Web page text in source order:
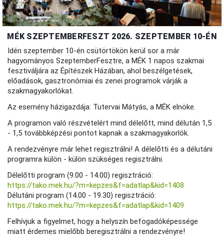
MÉK SZEPTEMBERFESZT 2026. SZEPTEMBER 10-ÉN
Idén szeptember 10-én csütörtökön kerül sor a már
hagyományos SzeptemberFesztre, a MÉK 1 napos szakmai
fesztiváljára az Építészek Házában, ahol beszélgetések,
előadások, gasztronómiai és zenei programok várják a
szakmagyakorlókat.
Az esemény házigazdája: Tutervai Mátyás, a MÉK elnöke.
A programon való részvételért mind délelőtt, mind délután 1,5
- 1,5 továbbképzési pontot kapnak a szakmagyakorlók.
A rendezvényre már lehet regisztrálni! A délelőtti és a délutáni
programra külön - külön szükséges regisztrálni.
Délelőtti program (9.00 - 14.00) regisztráció:
https://tako.mek.hu/?m=kepzes&f=adatlap&kid=1408
Délutáni program (14.00 - 19.30) regisztráció:
https://tako.mek.hu/?m=kepzes&f=adatlap&kid=1409
Felhívjuk a figyelmet, hogy a helyszín befogadóképessége
miatt érdemes mielőbb beregisztrálni a rendezvényre!